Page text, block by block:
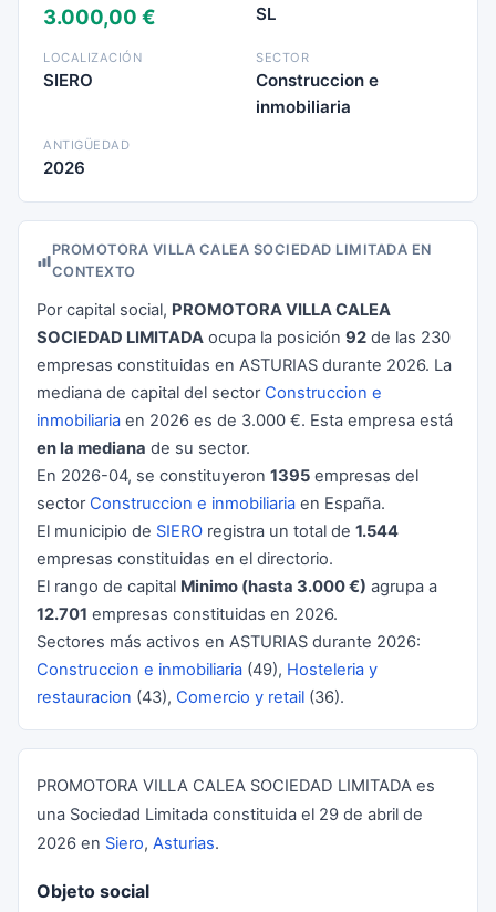
3.000,00 € SL
LOCALIZACIÓN
SIERO
SECTOR
Construccion e
inmobiliaria
ANTIGÜEDAD
2026
PROMOTORA VILLA CALEA SOCIEDAD LIMITADA EN
CONTEXTO
Por capital social, PROMOTORA VILLA CALEA
SOCIEDAD LIMITADA ocupa la posición 92 de las 230
empresas constituidas en ASTURIAS durante 2026. La
mediana de capital del sector Construccion e
inmobiliaria en 2026 es de 3.000 €. Esta empresa está
en la mediana de su sector.
En 2026-04, se constituyeron 1395 empresas del
sector Construccion e inmobiliaria en España.
El municipio de SIERO registra un total de 1.544
empresas constituidas en el directorio.
El rango de capital Minimo (hasta 3.000 €) agrupa a
12.701 empresas constituidas en 2026.
Sectores más activos en ASTURIAS durante 2026:
Construccion e inmobiliaria (49), Hosteleria y
restauracion (43), Comercio y retail (36).
PROMOTORA VILLA CALEA SOCIEDAD LIMITADA es
una Sociedad Limitada constituida el 29 de abril de
2026 en Siero, Asturias.
Objeto social